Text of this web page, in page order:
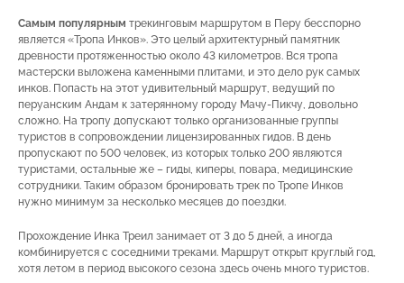
Самым популярным трекинговым маршрутом в Перу бесспорно
является «Тропа Инков». Это целый архитектурный памятник
древности протяженностью около 43 километров. Вся тропа
мастерски выложена каменными плитами, и это дело рук самых
инков. Попасть на этот удивительный маршрут, ведущий по
перуанским Андам к затерянному городу Мачу-Пикчу, довольно
сложно. На тропу допускают только организованные группы
туристов в сопровождении лицензированных гидов. В день
пропускают по 500 человек, из которых только 200 являются
туристами, остальные же – гиды, киперы, повара, медицинские
сотрудники. Таким образом бронировать трек по Тропе Инков
нужно минимум за несколько месяцев до поездки.
Прохождение Инка Треил занимает от 3 до 5 дней, а иногда
комбинируется с соседними треками. Маршрут открыт круглый год,
хотя летом в период высокого сезона здесь очень много туристов.